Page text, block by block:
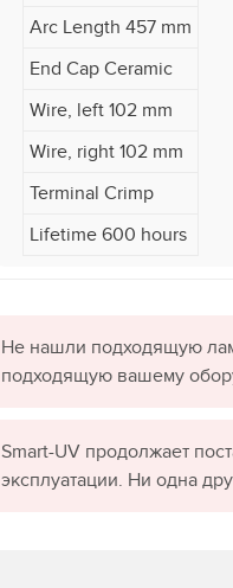
Arc Length 457 mm
End Cap Ceramic
Wire, left 102 mm
Wire, right 102 mm
Terminal Crimp
Lifetime 600 hours
Не нашли подходящую
подходящую вашему
Smart-UV продолжает
эксплуатации. Ни одна